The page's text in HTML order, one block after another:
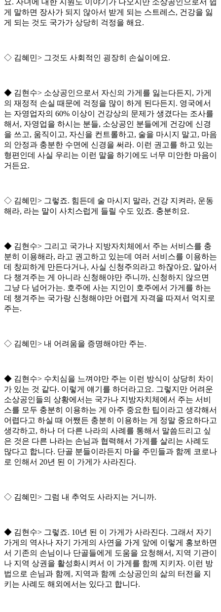
요. 자녀에 대한 지원도 이야기가 나오지만 소상공인으로서 쉽
게 말하면 장사가 되지 않아서 받게 되는 스트레스, 건강을 잃
게 되는 것도 국가가 상당히 걱정을 해요.
◇ 김혜민> 그것도 사회적인 굉장히 손실이에요.
◆ 김현수> 소상공인으로서 자신의 가게를 잃는다든지 , 가게
의 재정적 손실 때문에 걱정을 많이 하게 된다든지 . 영국에서
는 자영업자의 60% 이상이 건강상의 문제가 생겼다는 조사를
해서 , 자영업을 하시는 분들, 소상공인 분들에게 건강에 신경
을 쓰고, 움직이고, 자신을 컨트롤하고, 술을 마시지 말고, 마음
의 안정과 충분한 수면에 신경을 써라. 이런 권고를 하고 있는
형편인데 사실 우리는 이런 말을 하기에도 너무 미안한 마음이
거든요.
◇ 김혜민> 그렇죠. 힘든데 술 마시지 말라, 건강 지켜라, 운동
해라, 라는 말이 사치스럽게 들릴 수도 있죠. 충분히요.
◆ 김현수> 그리고 국가나 지방자치체에서 주는 서비스를 충
분히 이용해라, 라고 권고하고 있는데 여러 서비스를 이용하는
데 창피하게 만든다거나, 사실 신청주의라고 하잖아요. 알아서
다 챙겨주는 게 아니라 신청해야만 주니까, 신청하지 않으면
그냥 다 넘어가는. 호주에 사는 지인이 호주에서 가게를 하는
데 챙겨주는 국가랑 신청해야만 어렵게 자격을 따져서 억지로
주는.
◇ 김혜민> 내 어려움을 증명해야만 주는.
◆ 김현수> 수치심을 느껴야만 주는 이런 방식이 상당히 차이
가 있는 것 같다. 이렇게 얘기를 하더라고요. 그렇지만 어려운
소상공인들의 상황에서는 국가나 지방자치체에서 주는 서비
스를 모두 충분히 이용하는 게 아주 중요한 팁이라고 생각해서
어렵다고 하실 때 어쨌든 충분히 이용하는 게 정말 중요하다고
생각하고, 하나 더 다른 나라의 사례를 통해서 말씀드리고 싶
은 것은 다른 나라는 손님과 협력해서 가게를 살리는 사례도
많다고 합니다. 단골 분들이라든지 마을 주민들과 함께 코로나
로 인해서 20년 된 이 가게가 사라진다.
◇ 김혜민> 그럼 내 추억도 사라지는 거니까.
◆ 김현수> 그렇죠. 10년 된 이 가게가 사라진다. 그래서 자기
가게의 역사나 자기 가게의 사연을 가게 앞에 이렇게 홍보하면
서 기존의 손님이나 단골들에게 도움을 요청해서 , 지역 기관이
나 지역 상권을 활성화시켜서 이 가게를 함께 지키자. 이런 방
법으로 손님과 함께 , 지역과 함께 소상공인의 삶의 터전을 지
키는 사례도 해외에서는 있다고 합니다.